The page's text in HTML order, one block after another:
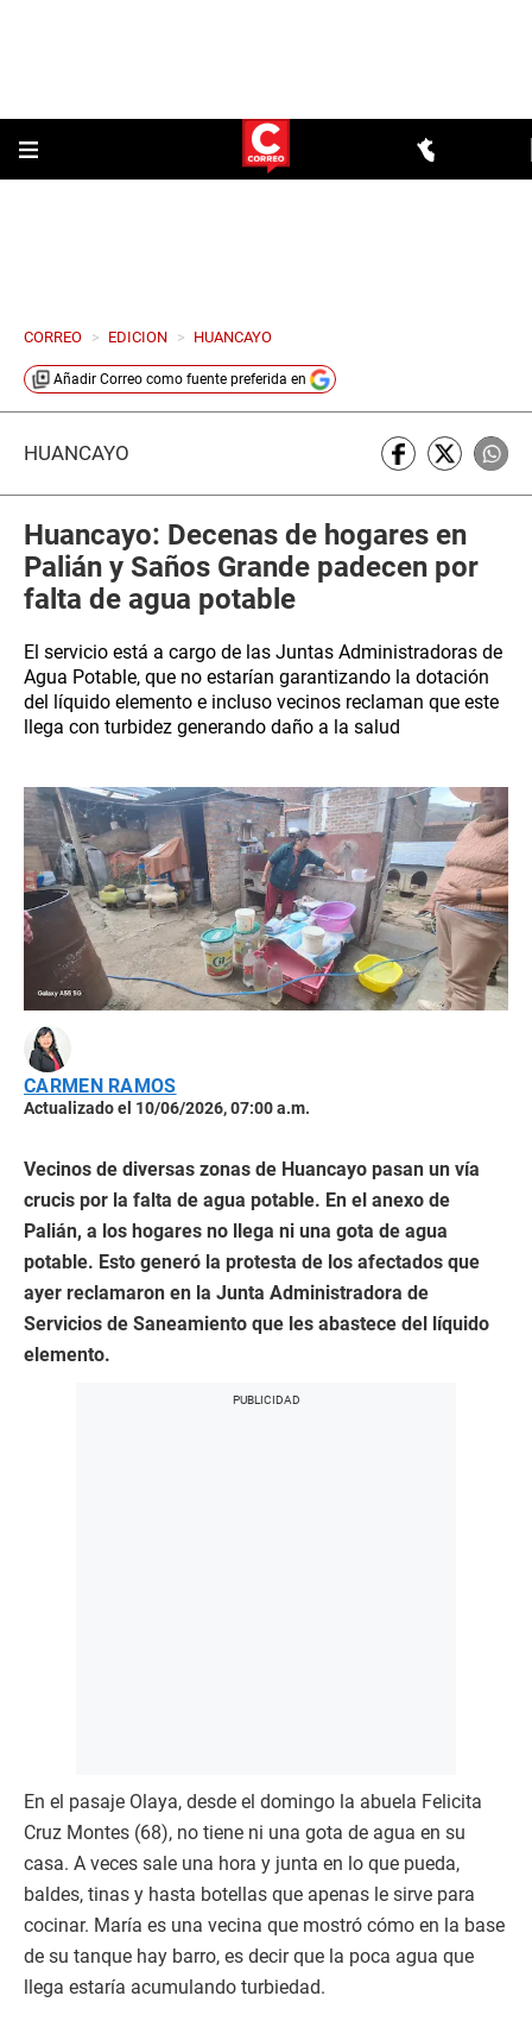
CORREO > EDICION > HUANCAYO
Añadir Correo como fuente preferida en
HUANCAYO
Huancayo: Decenas de hogares en
Palián y Saños Grande padecen por
falta de agua potable
El servicio está a cargo de las Juntas Administradoras de
Agua Potable, que no estarían garantizando la dotación
del líquido elemento e incluso vecinos reclaman que este
llega con turbidez generando daño a la salud
CARMEN RAMOS
Actualizado el 10/06/2026, 07:00 a.m.
Vecinos de diversas zonas de Huancayo pasan un vía
crucis por la falta de agua potable. En el anexo de
Palián, a los hogares no llega ni una gota de agua
potable. Esto generó la protesta de los afectados que
ayer reclamaron en la Junta Administradora de
Servicios de Saneamiento que les abastece del líquido
elemento.
En el pasaje Olaya, desde el domingo la abuela Felicita
Cruz Montes (68), no tiene ni una gota de agua en su
casa. A veces sale una hora y junta en lo que pueda,
baldes, tinas y hasta botellas que apenas le sirve para
cocinar. María es una vecina que mostró cómo en la base
de su tanque hay barro, es decir que la poca agua que
llega estaría acumulando turbiedad.